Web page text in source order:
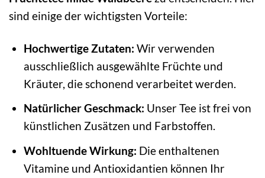
sind einige der wichtigsten Vorteile:
Hochwertige Zutaten: Wir verwenden
ausschließlich ausgewählte Früchte und
Kräuter, die schonend verarbeitet werden.
Natürlicher Geschmack: Unser Tee ist frei von
künstlichen Zusätzen und Farbstoffen.
Wohltuende Wirkung: Die enthaltenen
Vitamine und Antioxidantien können Ihr